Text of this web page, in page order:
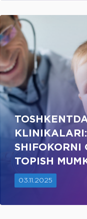
KLINIKALARI:
SHIFOKORNI
TOPISH
03.11.2025